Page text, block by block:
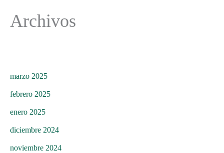
Archivos
marzo 2025
febrero 2025
enero 2025
diciembre 2024
noviembre 2024